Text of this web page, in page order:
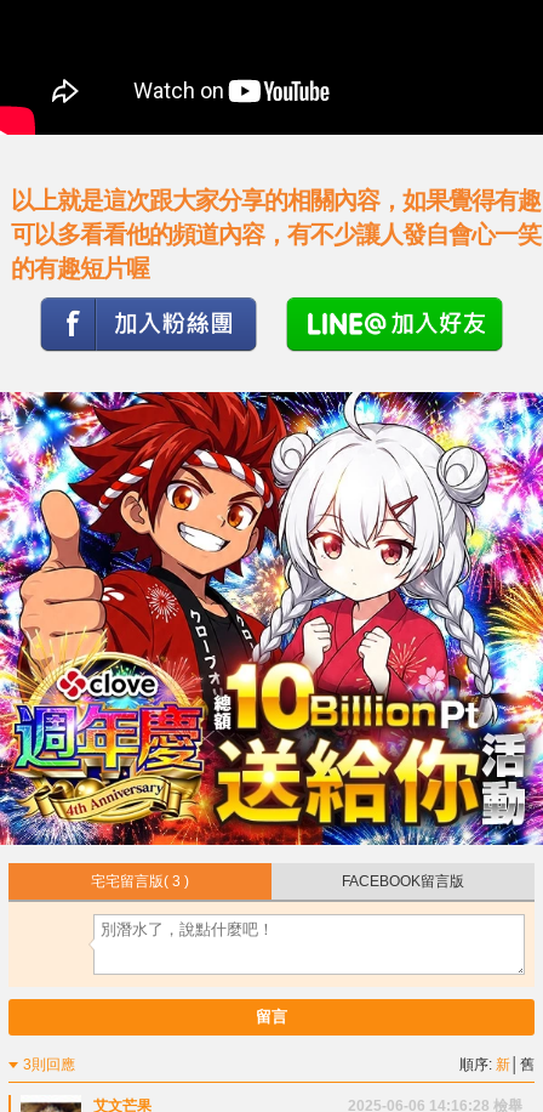
以上就是這次跟大家分享的相關內容，如果覺得有趣
可以多看看他的頻道內容，有不少讓人發自會心一笑
的有趣短片喔
宅宅留言版( 3 ) FACEBOOK留言版
留言
3則回應 順序:新 │舊
艾文芒果 2025-06-06 14:16:28 檢舉